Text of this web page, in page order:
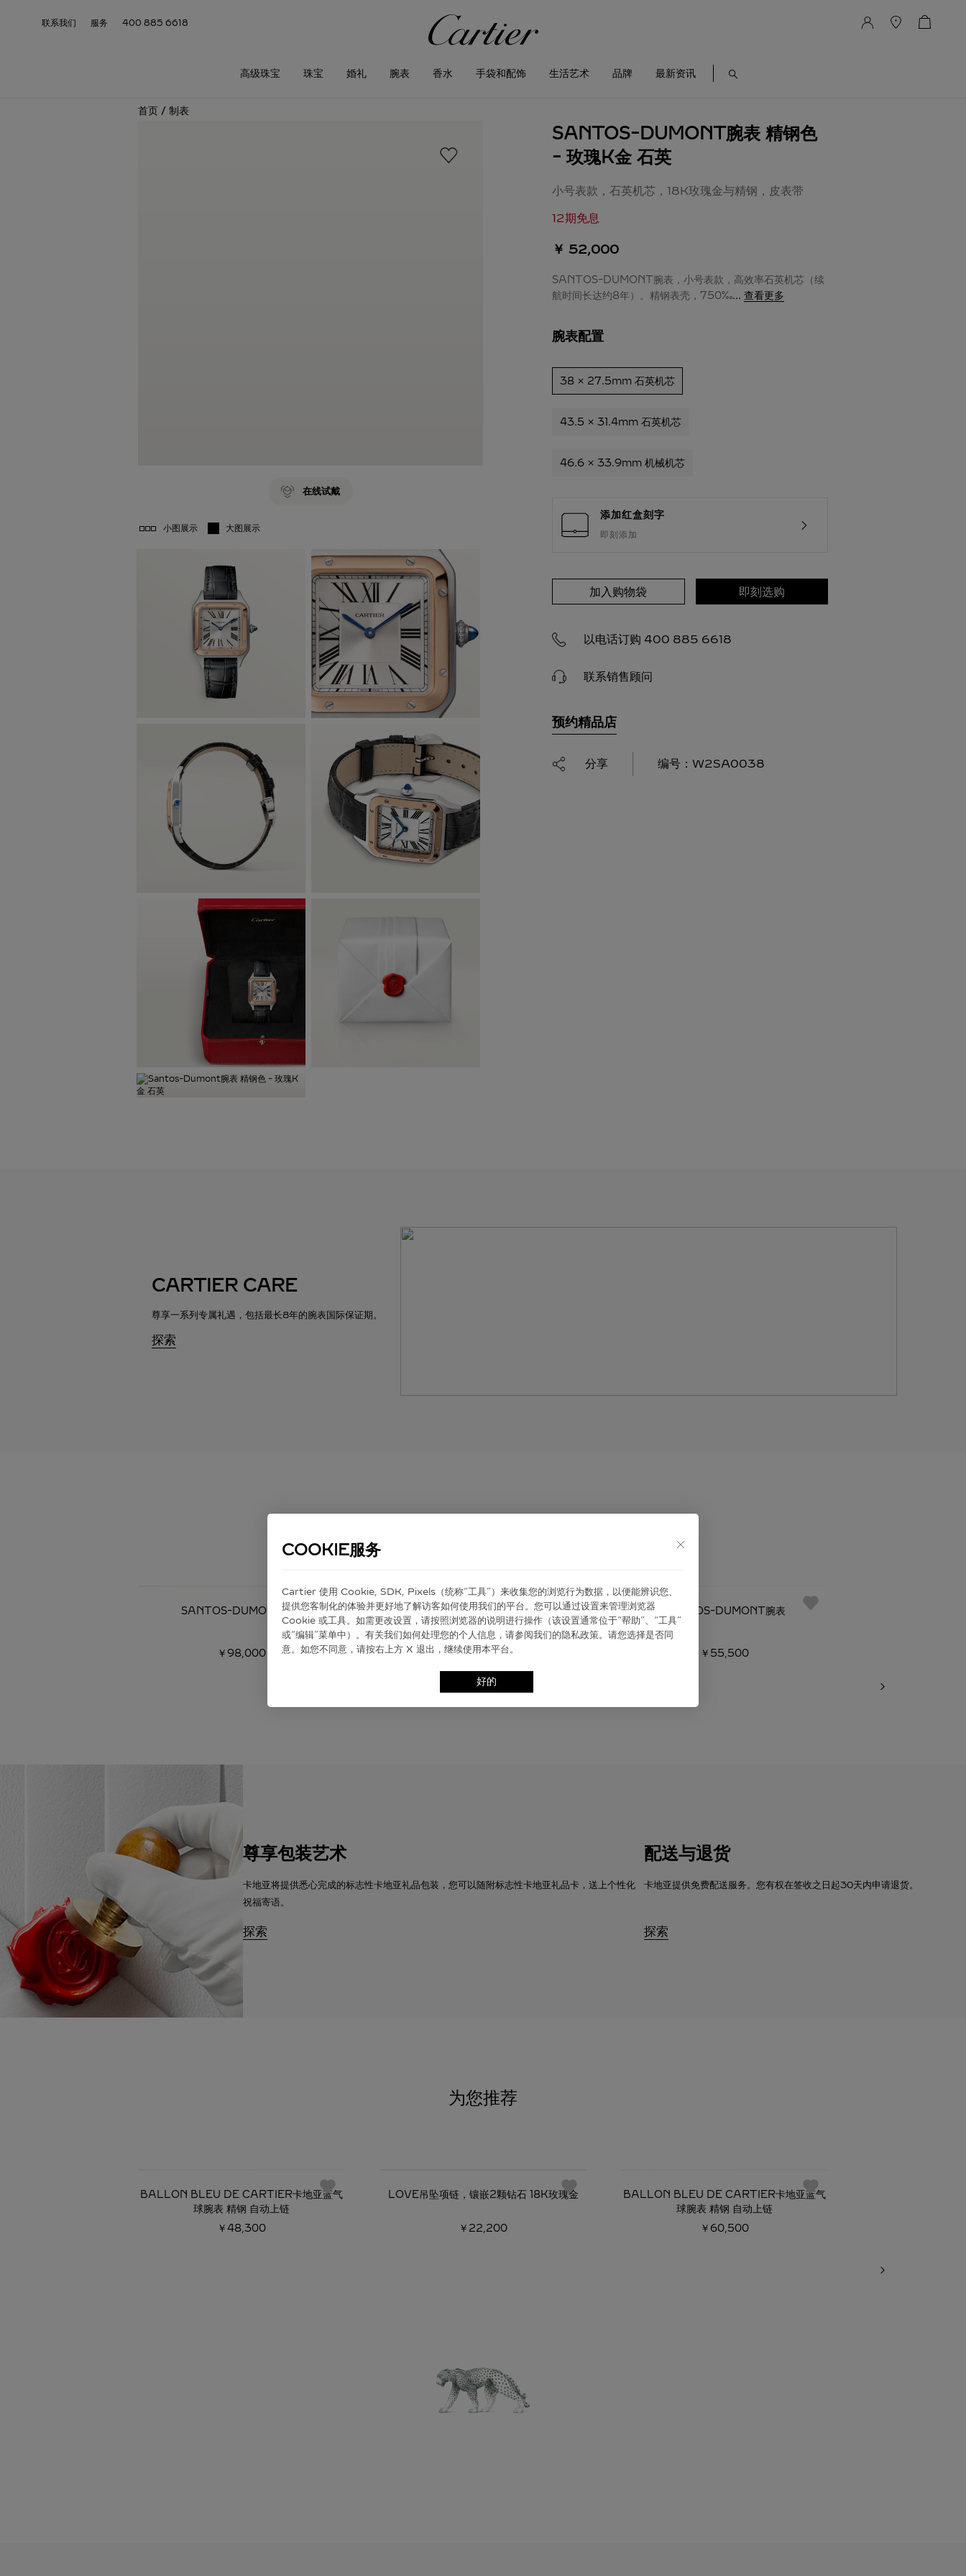
联系我们 服务 400 885 6618
高级珠宝 珠宝 婚礼 腕表 香水 手袋和配饰 生活艺术 品牌 最新资讯
首页 / 制表
在线试戴
小图展示 大图展示
SANTOS-DUMONT腕表 精钢色
- 玫瑰K金 石英
小号表款，石英机芯，18K玫瑰金与精钢，皮表带
12期免息
￥ 52,000
SANTOS-DUMONT腕表，小号表款，高效率石英机芯（续
航时间长达约8年）。精钢表壳，750‰... 查看更多
腕表配置
38 x 27.5mm 石英机芯
43.5 x 31.4mm 石英机芯
46.6 x 33.9mm 机械机芯
添加红盒刻字
即刻添加
加入购物袋 即刻选购
以电话订购 400 885 6618
联系销售顾问
预约精品店
分享 编号： W2SA0038
CARTIER CARE
尊享一系列专属礼遇 ，包括最长8年的腕表国际保证期 。
探索
SANTOS-DUMONT腕表
￥98,000
必备经典
SANTOS-DUMONT腕表
￥36,000
新品
SANTOS-DUMONT腕表
￥55,500
尊享包装艺术
卡地亚将提供悉心完成的标志性卡地亚礼品包装，您可以随附标志性卡地亚礼品卡，送上个性化
祝福寄语。
探索
配送与退货
卡地亚提供免费配送服务。您有权在签收之日起30天内申请退货。
探索
为您推荐
BALLON BLEU DE CARTIER卡地亚蓝气
球腕表 精钢 自动上链
￥48,300
LOVE吊坠项链，镶嵌2颗钻石 18K玫瑰金
￥22,200
BALLON BLEU DE CARTIER卡地亚蓝气
球腕表 精钢 自动上链
￥60,500
COOKIE服务
Cartier 使⽤ Cookie, SDK, Pixels（统称“⼯具”）来收集您的浏览⾏为数据，以便能辨识您、
提供您客制化的体验并更好地了解访客如何使⽤我们的平台。您可以通过设置来管理浏览器
Cookie 或⼯具。如需更改设置，请按照浏览器的说明进⾏操作（该设置通常位于“帮助”、“⼯具”
或“编辑”菜单中）。有关我们如何处理您的个⼈信息，请参阅我们的隐私政策。请您选择是否同
意。如您不同意，请按右上⽅ X 退出，继续使⽤本平台。
好的